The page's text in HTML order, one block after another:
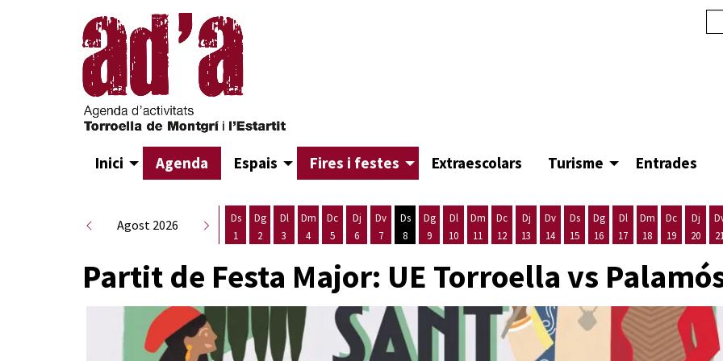
Inici Agenda Espais Fires i festes Extraescolars Turisme Entrades
Agost 2026
Ds
1
Dg
2
Dl
3
Dm
4
Dc
5
Dj
6
Dv
7
Ds
8
Dg
9
Dl
10
Dm
11
Dc
12
Dj
13
Dv
14
Ds
15
Dg
16
Dl
17
Dm
18
Dc
19
Dj
20
Partit de Festa Major: UE Torroella vs